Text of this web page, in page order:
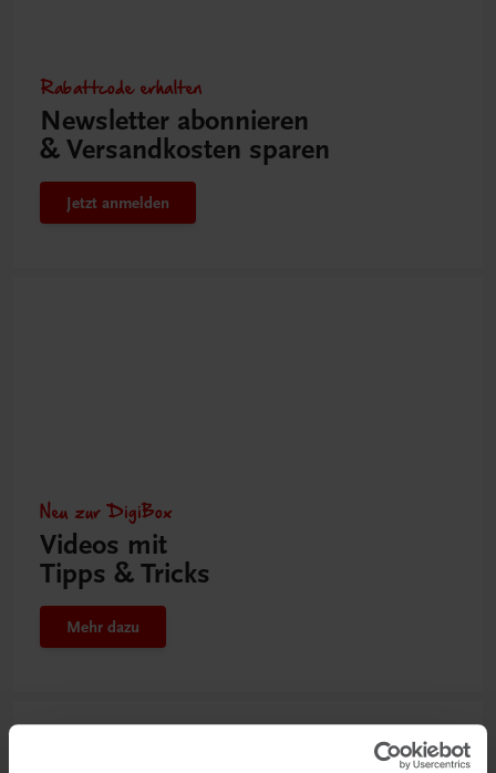
Rabattcode erhalten
Newsletter abonnieren
& Versandkosten sparen
Jetzt anmelden
Neu zur DigiBox
Videos mit
Tipps & Tricks
Mehr dazu